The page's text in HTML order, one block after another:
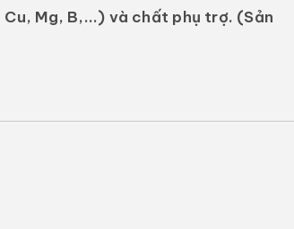
Cu, Mg, B,...) và chất phụ trợ. (Sản